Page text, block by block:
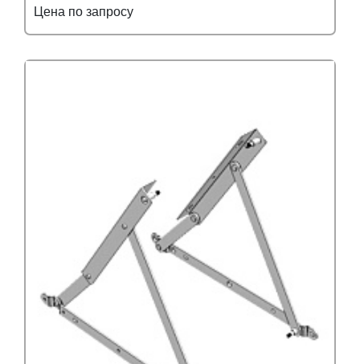
Цена по запросу